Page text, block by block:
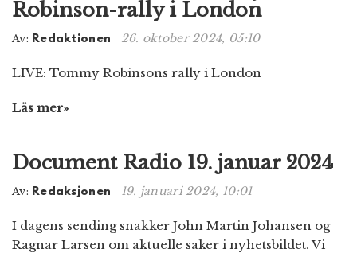
a
v
g
o
n
Robinson-rally i London
Av: Redaktionen 26. oktober 2024, 05:10
LIVE: Tommy Robinsons rally i London
Läs mer»
Document Radio 19. januar 2024
Av: Redaksjonen 19. januari 2024, 10:01
I dagens sending snakker John Martin Johansen og
Ragnar Larsen om aktuelle saker i nyhetsbildet. Vi